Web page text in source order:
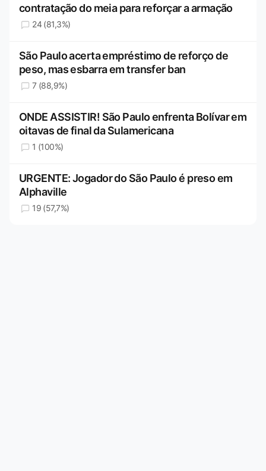
contratação do meia para reforçar a armação
24 (81,3%)
São Paulo acerta empréstimo de reforço de
peso, mas esbarra em transfer ban
7 (88,9%)
ONDE ASSISTIR! São Paulo enfrenta Bolívar em
oitavas de final da Sulamericana
1 (100%)
URGENTE: Jogador do São Paulo é preso em
Alphaville
19 (57,7%)